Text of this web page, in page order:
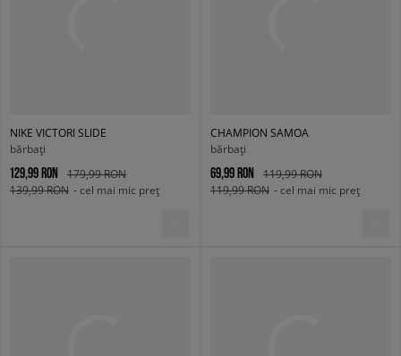
NIKE VICTORI SLIDE
bărbați
129,99 RON
179,99 RON
139,99 RON - cel mai mic preț
CHAMPION SAMOA
bărbați
69,99 RON
119,99 RON
119,99 RON - cel mai mic preț